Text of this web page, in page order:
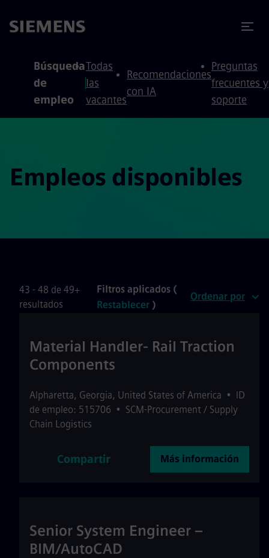
Búsqueda
de
empleo
Todas
las
vacantes
Recomendaciones
con IA
Preguntas
frecuentes y
soporte
Empleos disponibles
43 - 48 de 49+
resultados
Filtros aplicados (
Restablecer)
Ordenar por
Material Handler- Rail Traction
Components
Alpharetta, Georgia, United States of America • ID
de empleo: 515706 • SCM-Procurement / Supply
Chain Logistics
Compartir Más información
Senior System Engineer –
BIM/AutoCAD